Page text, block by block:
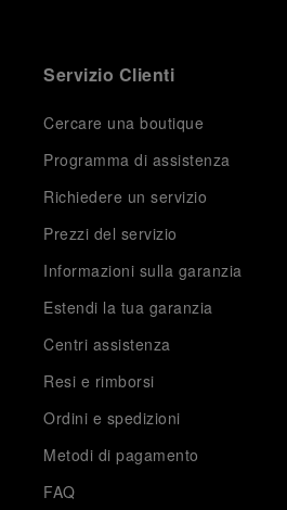
Servizio Clienti
Cercare una boutique
Programma di assistenza
Richiedere un servizio
Prezzi del servizio
Informazioni sulla garanzia
Estendi la tua garanzia
Centri assistenza
Resi e rimborsi
Ordini e spedizioni
Metodi di pagamento
FAQ